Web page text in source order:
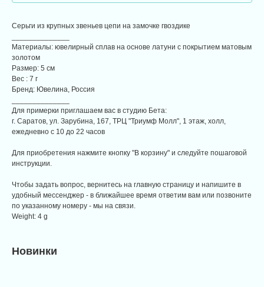
Серьги из крупных звеньев цепи на замочке гвоздике
Материалы: ювелирный сплав на основе латуни с покрытием матовым
золотом
Размер: 5 см
Вес : 7 г
Бренд: Ювелина, Россия
Для примерки приглашаем вас в студию Бета:
г. Саратов, ул. Зарубина, 167, ТРЦ "Триумф Молл", 1 этаж, холл,
ежедневно с 10 до 22 часов
Для приобретения нажмите кнопку "В корзину" и следуйте пошаговой
инструкции.
Чтобы задать вопрос, вернитесь на главную страницу и напишите в
удобный мессенджер - в ближайшее время ответим вам или позвоните
по указанному номеру - мы на связи.
Weight: 4 g
Новинки